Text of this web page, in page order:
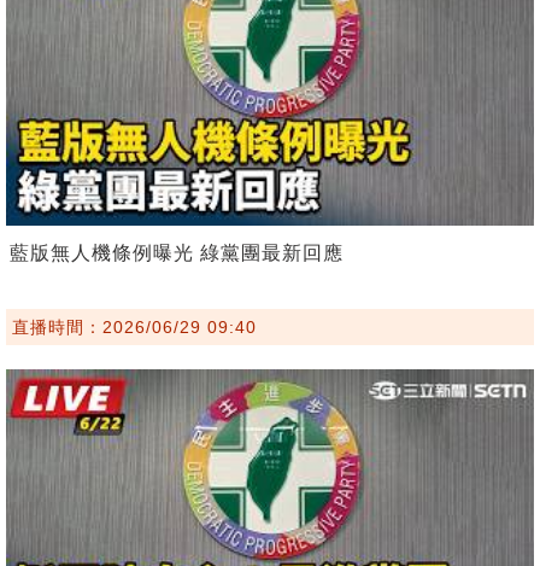
藍版無人機條例曝光 綠黨團最新回應
直播時間：2026/06/29 09:40